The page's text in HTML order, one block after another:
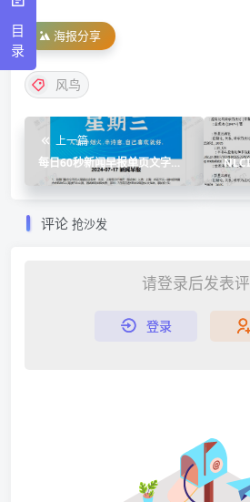
海报分享
风鸟
上一篇
每日60秒新闻早报单页文字版
HTML源码
评论 抢沙发
请登录后发表
登录
目
录